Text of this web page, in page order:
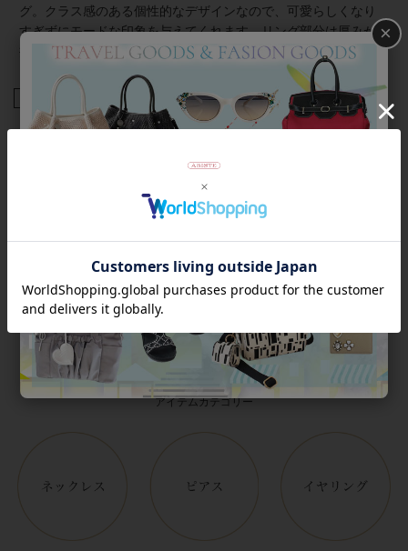
グ。クラス感のある個性的なデザインなので、可愛らしくなり
すぎずにモードな印象を与えてくれます。リング部分は厚みが
控えめなので、違和感のない付け心地なのも嬉しいポイント。
Category
アイテムカテゴリー
×